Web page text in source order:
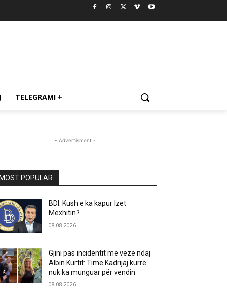
TELEGRAMI +
- Advertisment -
MOST POPULAR
BDI: Kush e ka kapur Izet
Mexhitin?
08.08.2026
Gjini pas incidentit me vezë ndaj
Albin Kurtit: Time Kadrijaj kurrë
nuk ka munguar për vendin
08.08.2026